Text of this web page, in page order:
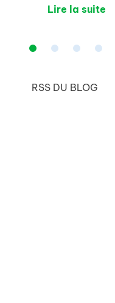
Lire la suite
RSS DU BLOG